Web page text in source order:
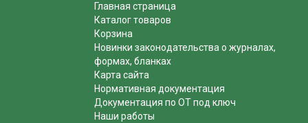
Главная страница
Каталог товаров
Корзина
Новинки законодательства о журналах,
формах, бланках
Карта сайта
Нормативная документация
Документация по ОТ под ключ
Наши работы